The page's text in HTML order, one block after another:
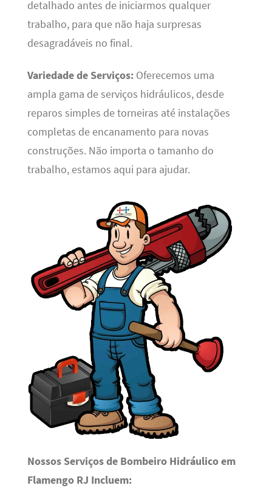
detalhado antes de iniciarmos qualquer
trabalho, para que não haja surpresas
desagradáveis no final.
Variedade de Serviços:Oferecemos uma
ampla gama de serviços hidráulicos, desde
reparos simples de torneiras até instalações
completas de encanamento para novas
construções. Não importa o tamanho do
trabalho, estamos aqui para ajudar.
Nossos Serviços de Bombeiro Hidráulico em
Flamengo RJ Incluem: